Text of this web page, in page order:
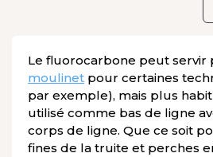
Le fluorocarbone peut servir
moulinet pour certaines
par exemple), mais plus
utilisé comme bas de ligne
corps de ligne. Que ce soit
fines de la truite et perches